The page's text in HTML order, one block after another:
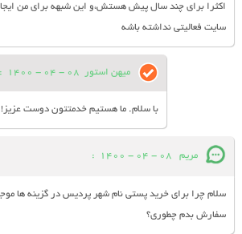
اکثرا برای چند سال پیش هستش،و این شبهه برای من
سایت فعالیتی نداشته باشه
میهن استور 08 - 04 - 1400
:
با سلام. ما هستیم خدمتتون دوست عزیز!
مریم 08 - 04 - 1400
:
سلام چرا برای خرید پستی نام شهر پردیس در گزینه ها
سفارش بدم چطوری؟